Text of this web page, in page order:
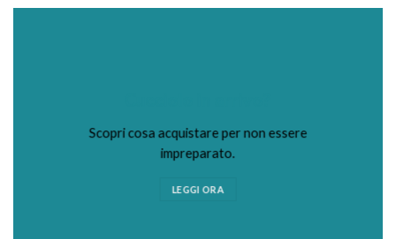
Scopri cosa acquistare per non essere
impreparato.
LEGGI ORA